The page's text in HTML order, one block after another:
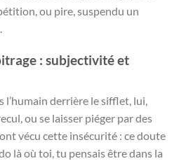
ou pire, suspendu un
: subjectivité et
l’humain derrière le sifflet, lui,
ou se laisser piéger par des
vécu cette insécurité : ce doute
là où toi, tu pensais être dans la